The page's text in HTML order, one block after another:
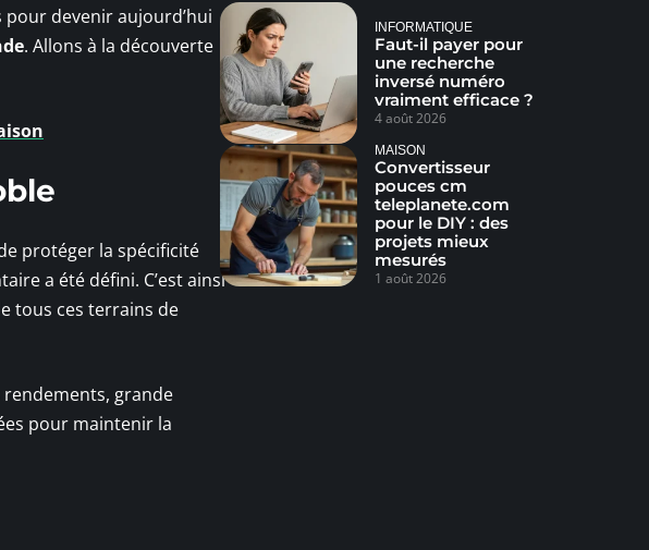
pour devenir aujourd’hui
. Allons à la découverte
protéger la spécificité
a été défini. C’est ainsi
tous ces terrains de
grande
pour maintenir la
INFORMATIQUE
Faut-il payer pour
une recherche
inversé numéro
vraiment efficace ?
4 août 2026
MAISON
Convertisseur
pouces cm
teleplanete.com
pour le DIY : des
projets mieux
mesurés
1 août 2026